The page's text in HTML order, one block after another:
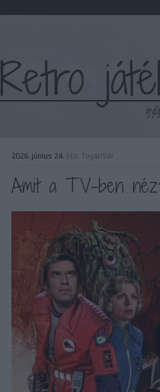
Retro
2026. június 24. írta: ToyaHSW
Amit a TV-ben